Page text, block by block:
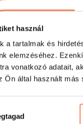
használ
a tartalmak és
elemzéséhez.
vonatkozó adatait,
Ön által használt más